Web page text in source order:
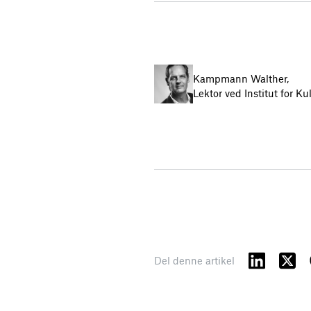
Kampmann Walther,
Lektor ved Institut for
Del denne artikel